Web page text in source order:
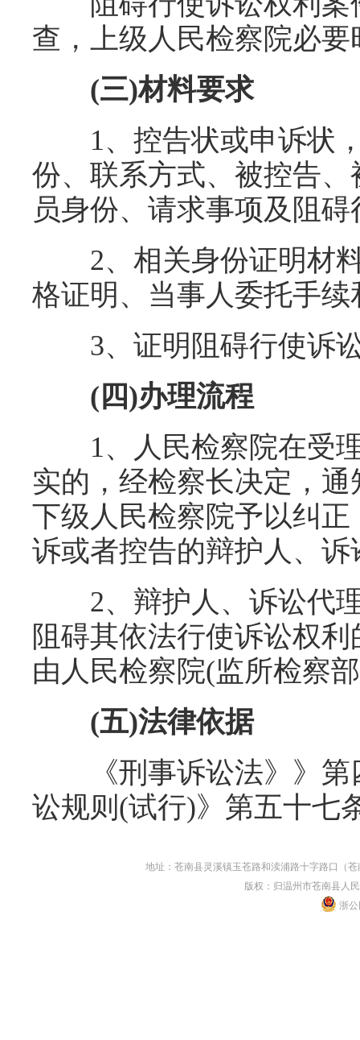
查，上级人民检察院必
(三)材料要求
1、控告状或申诉状，
份、联系方式、被控告
员身份、请求事项及阻
2、相关身份证明材料
格证明、当事人委托手
3、证明阻碍行使诉讼
(四)办理流程
1、人民检察院在受理
实的，经检察长决定，
下级人民检察院予以纠
诉或者控告的辩护人、诉
2、辩护人、诉讼代理
阻碍其依法行使诉讼权
由人民检察院(监所检察
(五)法律依据
《刑事诉讼法》》第
讼规则(试行)》第五十七
地址：苍南县灵溪镇玉苍路和渎浦路十字路口（
版权：归温州市苍南县人
浙公